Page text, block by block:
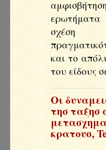
και το
του είδους
Οι
τησ ταξησ
κρατουσ,